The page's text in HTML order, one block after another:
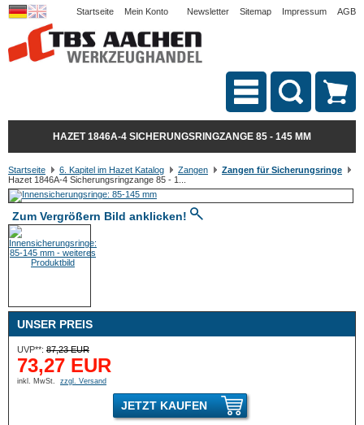
Startseite Mein Konto Newsletter Sitemap Impressum AGB
HAZET 1846A-4 SICHERUNGSRINGZANGE 85 - 145 MM
Startseite 6. Kapitel im Hazet Katalog Zangen
Zangen für Sicherungsringe
Hazet 1846A-4 Sicherungsringzange 85 - 1...
Zum Vergrößern Bild anklicken!
UNSER PREIS
UVP**: 87,23 EUR
73,27 EUR
inkl. MwSt. zzgl. Versand
JETZT KAUFEN